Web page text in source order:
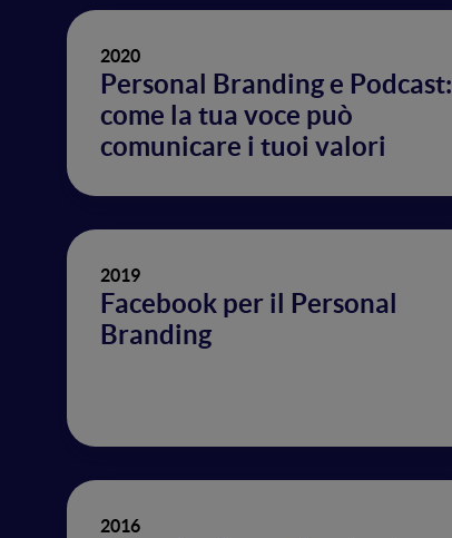
2020
Personal Branding e Podcast:
come la tua voce può
comunicare i tuoi valori
2019
Facebook per il Personal
Branding
2016